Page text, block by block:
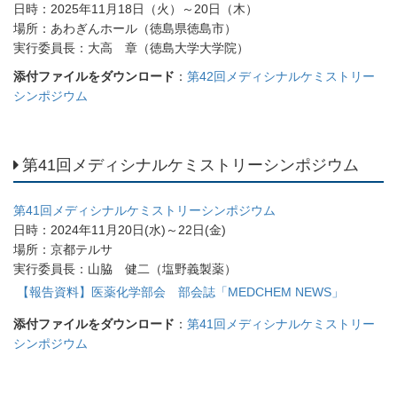
日時：2025年11月18日（火）～20日（木）
場所：あわぎんホール（徳島県徳島市）
実行委員長：大高 章（徳島大学大学院）
添付ファイルをダウンロード ： 第42回メディシナルケミストリー
シンポジウム
第41回メディシナルケミストリーシンポジウム
第41回メディシナルケミストリーシンポジウム
日時：2024年11月20日(水)～22日(金)
場所：京都テルサ
実行委員長：山脇 健二（塩野義製薬）
【報告資料】医薬化学部会 部会誌「MEDCHEM NEWS」
添付ファイルをダウンロード ： 第41回メディシナルケミストリー
シンポジウム